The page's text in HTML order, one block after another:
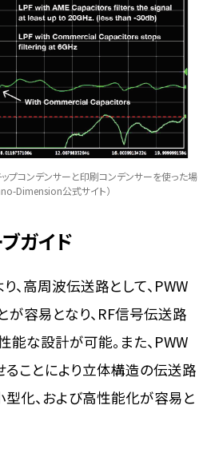
ップコンデンサーと印刷コンデンサーを使った場
Dimension公式サイト）
ガイド
、高周波伝送路として、PWW
容易となり、RF信号伝送路
能な設計が可能。また、PWW
ことにより立体構造の伝送路
化、および高性能化が容易と